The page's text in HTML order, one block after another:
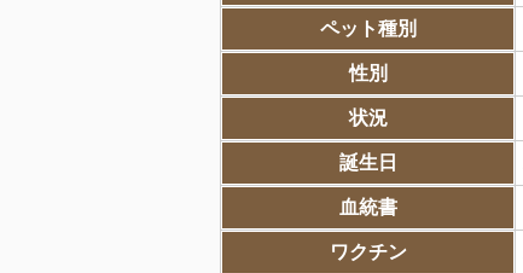
ペット種別
性別
状況
誕生日
血統書
ワクチン